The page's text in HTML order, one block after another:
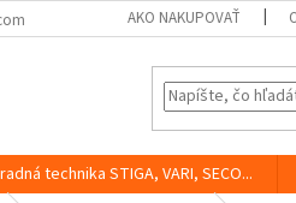
AKO NAKUPOVAŤ
technika STIGA, VARI, SECO...